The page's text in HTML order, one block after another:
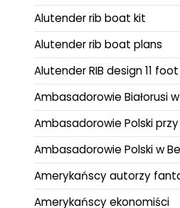
Alutender rib boat kit
Alutender rib boat plans
Alutender RIB design 11 foot
Ambasadorowie Białorusi
Ambasadorowie Polski przy
Ambasadorowie Polski w
Amerykańscy autorzy
Amerykańscy ekonomiści